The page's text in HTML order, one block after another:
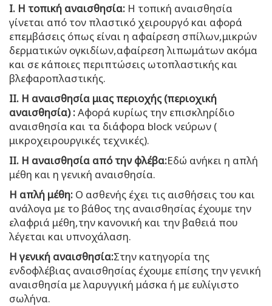
Ι. Η τοπική αναισθησία: Η τοπική αναισθησία
γίνεται από τον πλαστικό χειρουργό και αφορά
επεμβάσεις όπως είναι η αφαίρεση σπίλων,μικρών
δερματικών ογκιδίων,αφαίρεση λιπωμάτων ακόμα
και σε κάποιες περιπτώσεις ωτοπλαστικής και
βλεφαροπλαστικής.
ΙΙ. Η αναισθησία μιας περιοχής (περιοχική
αναισθησία) :Αφορά κυρίως την επισκληρίδιο
αναισθησία και τα διάφορα block νεύρων (
μικροχειρουργικές τεχνικές).
ΙΙ. Η αναισθησία από την φλέβα:Εδώ ανήκει η απλή
μέθη και η γενική αναισθησία.
Η απλή μέθη: Ο ασθενής έχει τις αισθήσεις του και
ανάλογα με το βάθος της αναισθησίας έχουμε την
ελαφριά μέθη,την κανονική και την βαθειά που
λέγεται και υπνοχάλαση.
Η γενική αναισθησία:Στην κατηγορία της
ενδοφλέβιας αναισθησίας έχουμε επίσης την γενική
αναισθησία με λαρυγγική μάσκα ή με ευλίγιστο
σωλήνα.